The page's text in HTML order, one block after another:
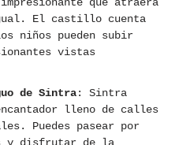
que atraerá
El castillo cuenta
niños pueden subir
vistas
de Sintra: Sintra
lleno de calles
Puedes pasear por